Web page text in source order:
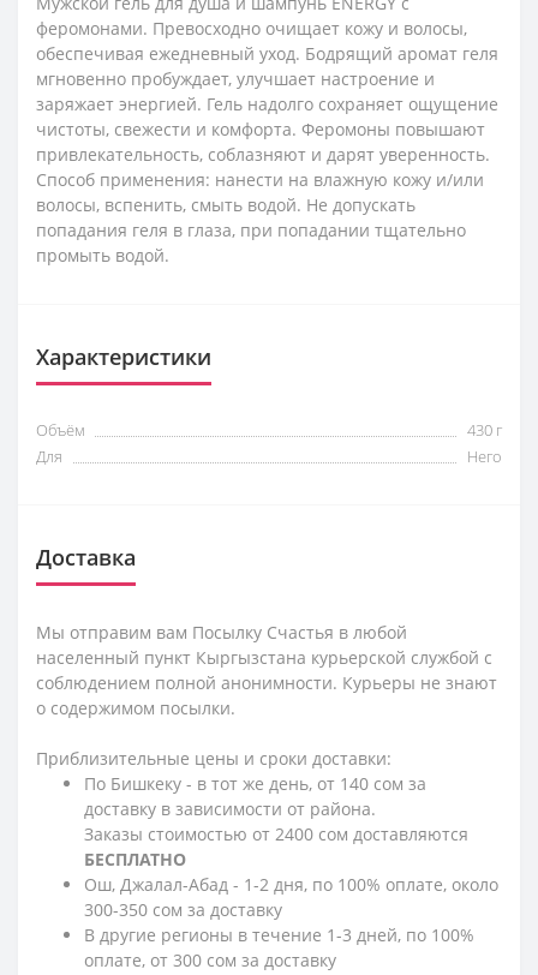
феромонами. Превосходно очищает кожу и волосы,
обеспечивая ежедневный уход. Бодрящий аромат геля
мгновенно пробуждает, улучшает настроение и
заряжает энергией. Гель надолго сохраняет ощущение
чистоты, свежести и комфорта. Феромоны повышают
привлекательность, соблазняют и дарят уверенность.
Способ применения: нанести на влажную кожу и/или
волосы, вспенить, смыть водой. Не допускать
попадания геля в глаза, при попадании тщательно
промыть водой.
Характеристики
Объём
430 г
Для
Него
Доставка
Мы отправим вам Посылку Счастья в любой
населенный пункт Кыргызстана курьерской службой с
соблюдением полной анонимности. Курьеры не знают
о содержимом посылки.
Приблизительные цены и сроки доставки:
По Бишкеку - в тот же день, от 140 сом за
доставку в зависимости от района.
Заказы стоимостью от 2400 сом доставляются
БЕСПЛАТНО
Ош, Джалал-Абад - 1-2 дня, по 100% оплате, около
300-350 сом за доставку
В другие регионы в течение 1-3 дней, по 100%
оплате, от 300 сом за доставку